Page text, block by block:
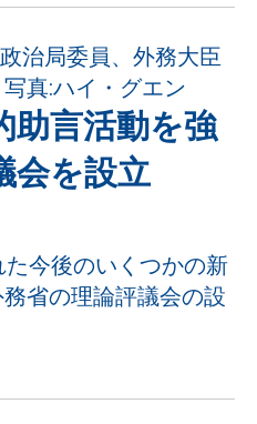
助言活動を強
会を設立
今後のいくつかの新
省の理論評議会の設